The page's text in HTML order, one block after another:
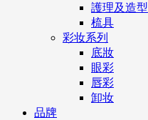
護理及造型
梳具
彩妆系列
底妝
眼彩
唇彩
卸妆
品牌